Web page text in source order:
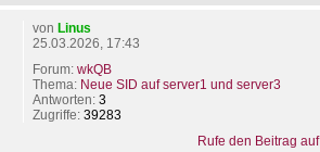
von Linus
25.03.2026, 17:43
Forum: wkQB
Thema: Neue SID auf server1 und server3
Antworten: 3
Zugriffe: 39283
Rufe den Beitrag auf